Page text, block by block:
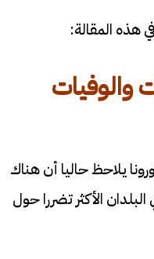
هذه المقالة:
والوفيات
يلاحظ حاليا أن هناك
الأكثر تضررا حول